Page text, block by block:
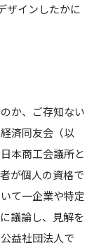
ザインしたかに
か、ご存知ない
済同友会（以
本商工会議所と
が個人の資格で
て一企業や特定
議論し、見解を
益社団法人で